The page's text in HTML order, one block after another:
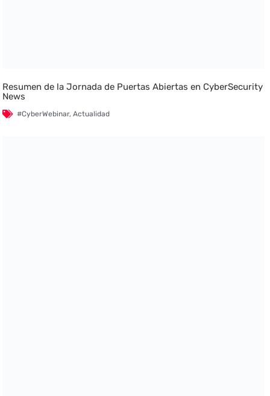
Resumen de la Jornada de Puertas Abiertas en CyberSecurity
News
#CyberWebinar,Actualidad